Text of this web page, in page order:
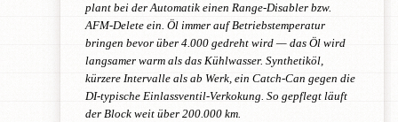
plant bei der Automatik einen Range-Disabler bzw.
AFM-Delete ein. Öl immer auf Betriebstemperatur
bringen bevor über 4.000 gedreht wird — das Öl wird
langsamer warm als das Kühlwasser. Synthetiköl,
kürzere Intervalle als ab Werk, ein Catch-Can gegen die
DI-typische Einlassventil-Verkokung. So gepflegt läuft
der Block weit über 200.000 km.